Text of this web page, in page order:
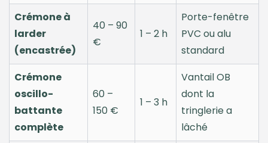
Crémone à
larder
(encastrée)
40 – 90
€
1 – 2 h
Porte-fenêtre
PVC ou alu
standard
Crémone
oscillo-
battante
complète
60 –
150 €
1 – 3 h
Vantail OB
dont la
tringlerie a
lâché